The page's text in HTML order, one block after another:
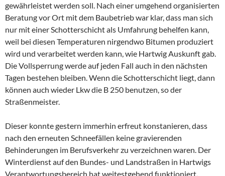
gewährleistet werden soll. Nach einer umgehend organisierten
Beratung vor Ort mit dem Baubetrieb war klar, dass man sich
nur mit einer Schotterschicht als Umfahrung behelfen kann,
weil bei diesen Temperaturen nirgendwo Bitumen produziert
wird und verarbeitet werden kann, wie Hartwig Auskunft gab.
Die Vollsperrung werde auf jeden Fall auch in den nächsten
Tagen bestehen bleiben. Wenn die Schotterschicht liegt, dann
können auch wieder Lkw die B 250 benutzen, so der
Straßenmeister.
Dieser konnte gestern immerhin erfreut konstanieren, dass
nach den erneuten Schneefällen keine gravierenden
Behinderungen im Berufsverkehr zu verzeichnen waren. Der
Winterdienst auf den Bundes- und Landstraßen in Hartwigs
Verantwortungsbereich hat weitestgehend funktioniert.